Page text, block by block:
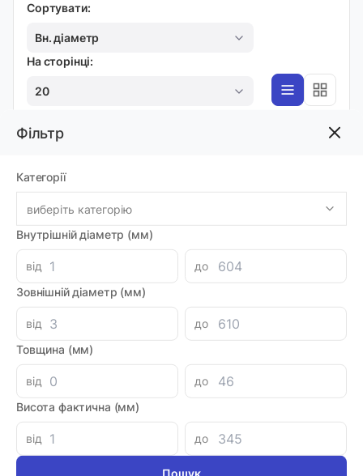
Фільтр
Категорії
виберіть категорію
Внутрішній діаметр (мм)
від
до
Зовнішній діаметр (мм)
від
до
Товщина (мм)
від
до
Висота фактична (мм)
від до
Сортувати:
Вн. діаметр
На сторінці:
20
Артикул: MI0007153
Доставка 1-2 дні
3916.12 грн -
Ручний насос PRBD25M
Код товара: 38348
Артикул: MI0006533
Виробник: BADESTNOST
3916.12 грн -